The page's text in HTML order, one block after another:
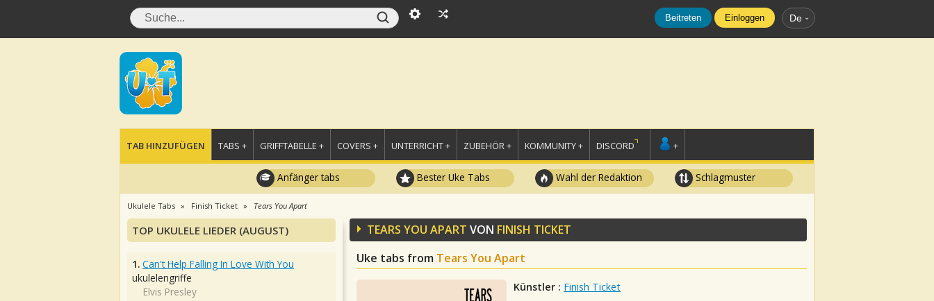
Beitreten Einloggen De
TAB HINZUFÜGEN TABS + GRIFFTABELLE + COVERS + UNTERRICHT + ZUBEHÖR + KOMMUNITY + DISCORD +
Anfänger tabs Bester Uke Tabs Wahl der Redaktion Schlagmuster
Ukulele Tabs Finish Ticket Tears You Apart
TEARS YOU APART VON FINISH TICKET
Uke tabs from Tears You Apart
Künstler : Finish Ticket
TOP UKULELE LIEDER (AUGUST)
1. Can't Help Falling In Love With You
ukulelengriffe
Elvis Presley